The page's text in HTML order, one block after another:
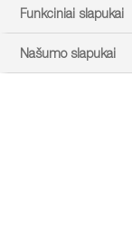
Funkciniai slapukai
Našumo slapukai